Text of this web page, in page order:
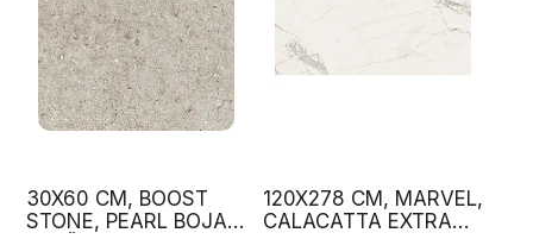
30X60 CM, BOOST
STONE, PEARL BOJA,
120X278 CM, MARVEL,
CALACATTA EXTRA